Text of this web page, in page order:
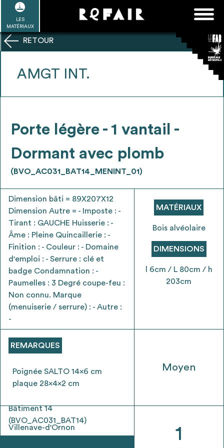
Passer
contenu
LES
MATÉRIAUX
EN SAVOIR PLUS
FAQ
Rechercher :
Refair mode d'emploi
1
2
dossiers Ressources de chaque bâtiment
4
Ajouter les matériaux intéressants à "
liste"
Transmettre sa liste de manifestation
d'intérêt pour les matériaux
sélectionnés
3
5
Être recontacté afin d’obtenir plus de
renseignements sur les modalités et
stratégies de récupérations
RETOUR
AMGT INT.
Porte légère - 1 vantail -
Dormant avec plomb
(BVO_AC031_BAT14_MENINT_01)
Dimension bâti = 89X207X12
Dimension Autre = - Imposte : -
Tirant : GAUCHE Huisserie : -
Âme : Pleine Quincaillerie : -
Finition : - Couleur : - Domaine
d'emploi : - Serrure : clé et
badge Condamnation : -
Paumelles : 3 Degré coupe-feu :
Non connu. Marque
(menuiserie / serrure) : - Autre :
-
REMARQUES
Poignée SALTO 14x6 cm
plaque 28x4x2 cm
Bâtiment 14
(BVO_AC031_BAT14)
Villenave-d'Ornon
MATÉRIAUX
Bois alvéolaire
DIMENSIONS
l 6cm / L 80cm / h
203cm
Moyen
1